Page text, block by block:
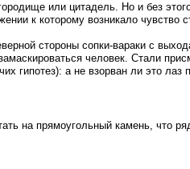
или цитадель. Но и без
к которому возникало чувство
стороны сопки-вараки с
человек. Стали
гипотез): а не взорван ли это
на прямоугольный камень, что